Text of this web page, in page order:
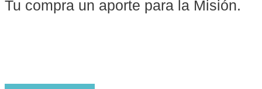
Tu compra un aporte para la Misión.